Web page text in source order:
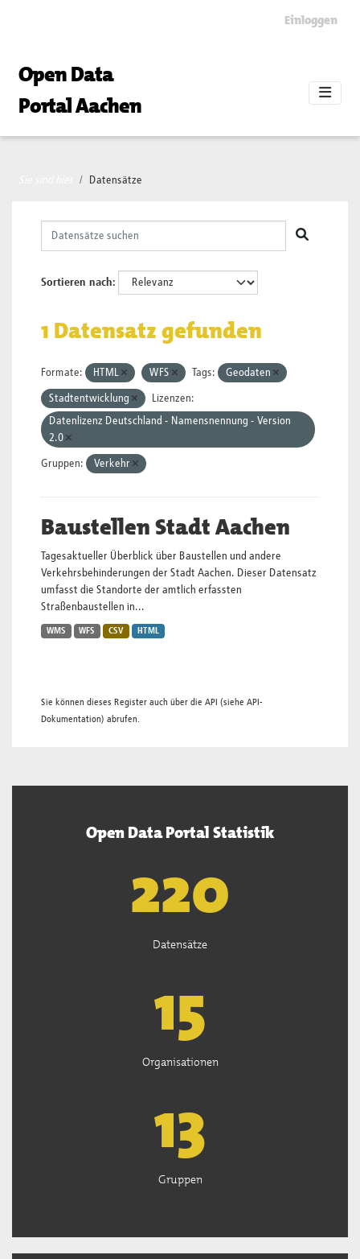
Einloggen
Open Data
Portal Aachen
Datensätze
Sortieren nach
1 Datensatz gefunden
Formate: HTML WFS Tags: Geodaten
Stadtentwicklung
Lizenzen:
Datenlizenz Deutschland - Namensnennung - Version
2.0
Gruppen: Verkehr
Baustellen Stadt Aachen
Tagesaktueller Überblick über Baustellen und andere
Verkehrsbehinderungen der Stadt Aachen. Dieser Datensatz
umfasst die Standorte der amtlich erfassten
Straßenbaustellen in...
WMS WFS CSV HTML
Sie können dieses Register auch über die API (siehe API-
Dokumentation) abrufen.
Open Data Portal Statistik
221
Datensätze
15
Organisationen
13
Gruppen